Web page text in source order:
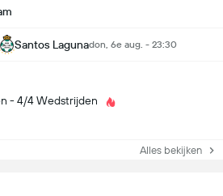
Santos Lagunadon, 6e aug. - 23:30
- 4/4 Wedstrijden
Alles bekijken